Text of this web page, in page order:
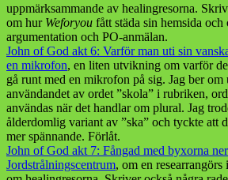
uppmärksammande av healingresorna.
om hur Weforyou fått städa sin hemsida
argumentation och PO-anmälan.
John of God akt 6: Varför man uti sin
en mikrofon, en liten utvikning om varför
gå runt med en mikrofon på sig. Jag ber
användandet av ordet ”skola” i rubriken,
användas när det handlar om plural. Jag
ålderdomlig variant av ”ska” och tyckte att
mer spännande. Förlåt.
John of God akt 7: Fångad med byxorna
Jordstrålningscentrum, om en